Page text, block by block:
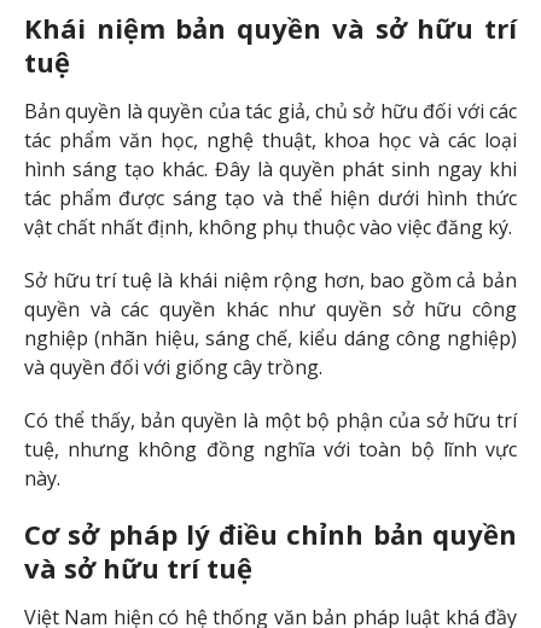
Khái niệm bản quyền và sở hữu trí
tuệ
Bản quyền là quyền của tác giả, chủ sở hữu đối với các
tác phẩm văn học, nghệ thuật, khoa học và các loại
hình sáng tạo khác. Đây là quyền phát sinh ngay khi
tác phẩm được sáng tạo và thể hiện dưới hình thức
vật chất nhất định, không phụ thuộc vào việc đăng ký.
Sở hữu trí tuệ là khái niệm rộng hơn, bao gồm cả bản
quyền và các quyền khác như quyền sở hữu công
nghiệp (nhãn hiệu, sáng chế, kiểu dáng công nghiệp)
và quyền đối với giống cây trồng.
Có thể thấy, bản quyền là một bộ phận của sở hữu trí
tuệ, nhưng không đồng nghĩa với toàn bộ lĩnh vực
này.
Cơ sở pháp lý điều chỉnh bản quyền
và sở hữu trí tuệ
Việt Nam hiện có hệ thống văn bản pháp luật khá đầy